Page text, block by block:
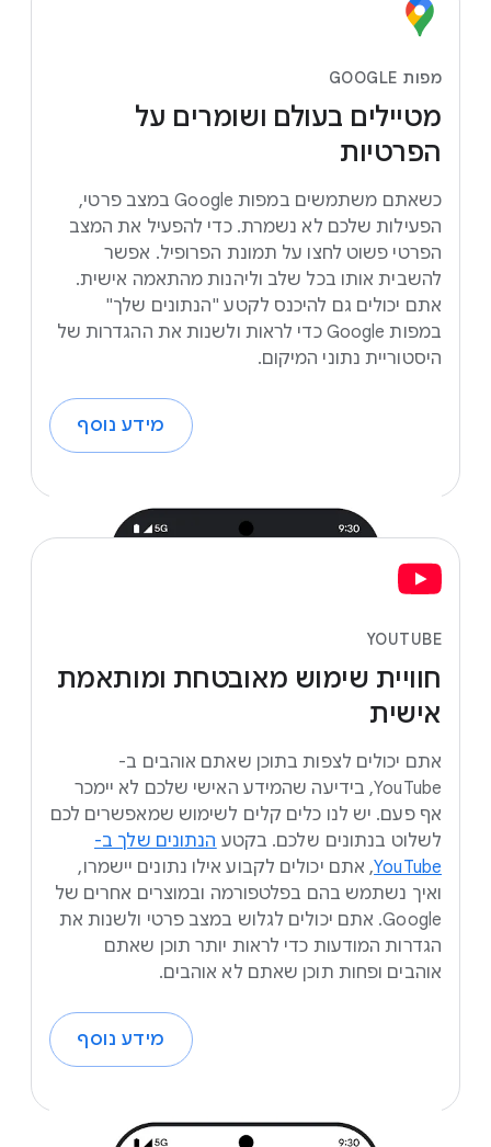
מפות GOOGLE
מטיילים בעולם ושומרים על
הפרטיות
כשאתם משתמשים במפות Google במצב פרטי,
הפעילות שלכם לא נשמרת. כדי להפעיל את המצב
הפרטי פשוט לחצו על תמונת הפרופיל. אפשר
להשבית אותו בכל שלב וליהנות מהתאמה אישית.
אתם יכולים גם להיכנס לקטע "הנתונים שלך"
במפות Google כדי לראות ולשנות את ההגדרות של
היסטוריית נתוני המיקום.
מידע נוסף
YOUTUBE
חוויית שימוש מאובטחת ומותאמת
אישית
אתם יכולים לצפות בתוכן שאתם אוהבים ב-
YouTube, בידיעה שהמידע האישי שלכם לא יימכר
אף פעם. יש לנו כלים קלים לשימוש שמאפשרים לכם
לשלוט בנתונים שלכם. בקטע הנתונים שלך ב-
YouTube, אתם יכולים לקבוע אילו נתונים יישמרו,
ואיך נשתמש בהם בפלטפורמה ובמוצרים אחרים של
Google. אתם יכולים לגלוש במצב פרטי ולשנות את
הגדרות המודעות כדי לראות יותר תוכן שאתם
אוהבים ופחות תוכן שאתם לא אוהבים.
מידע נוסף